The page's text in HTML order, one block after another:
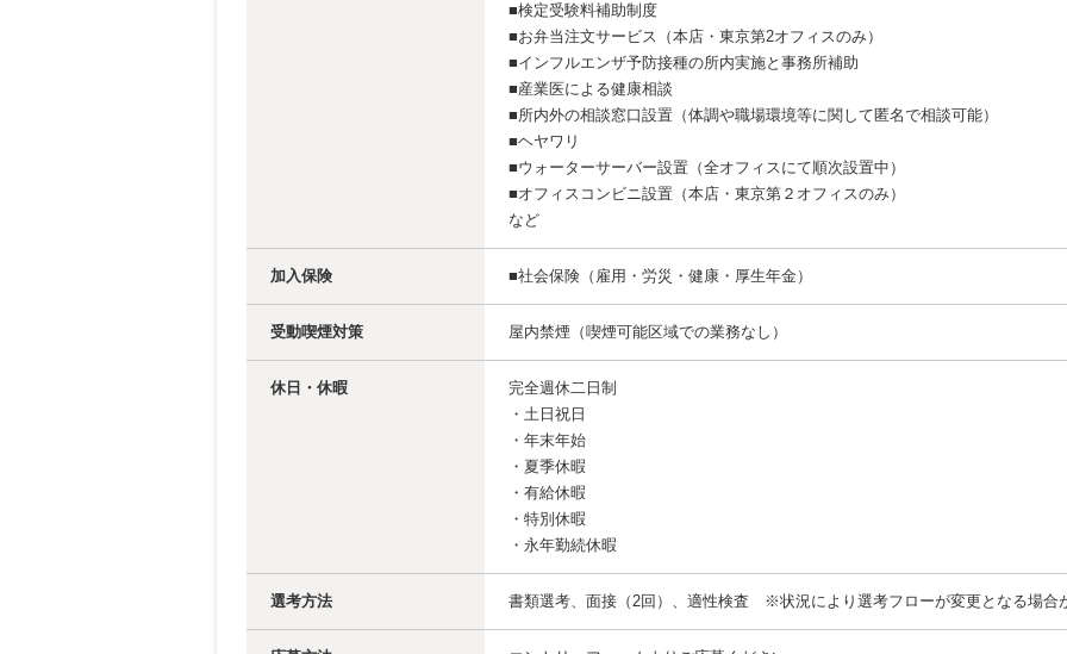
■検定受験料補助制度
■お弁当注文サービス（本店・東京第2オフィスのみ）
■インフルエンザ予防接種の所内実施と事務所補助
■産業医による健康相談
■所内外の相談窓口設置（体調や職場環境等に関して匿名で相談可能）
■ヘヤワリ
■ウォーターサーバー設置（全オフィスにて順次設置中）
■オフィスコンビニ設置（本店・東京第２オフィスのみ）
など
加入保険 ■社会保険（雇用・労災・健康・厚生年金）
受動喫煙対策 屋内禁煙（喫煙可能区域での業務なし）
休日・休暇
完全週休二日制
・土日祝日
・年末年始
・夏季休暇
・有給休暇
・特別休暇
・永年勤続休暇
選考方法 書類選考、面接（2回）、適性検査 ※状況により選考フローが変更となる場合